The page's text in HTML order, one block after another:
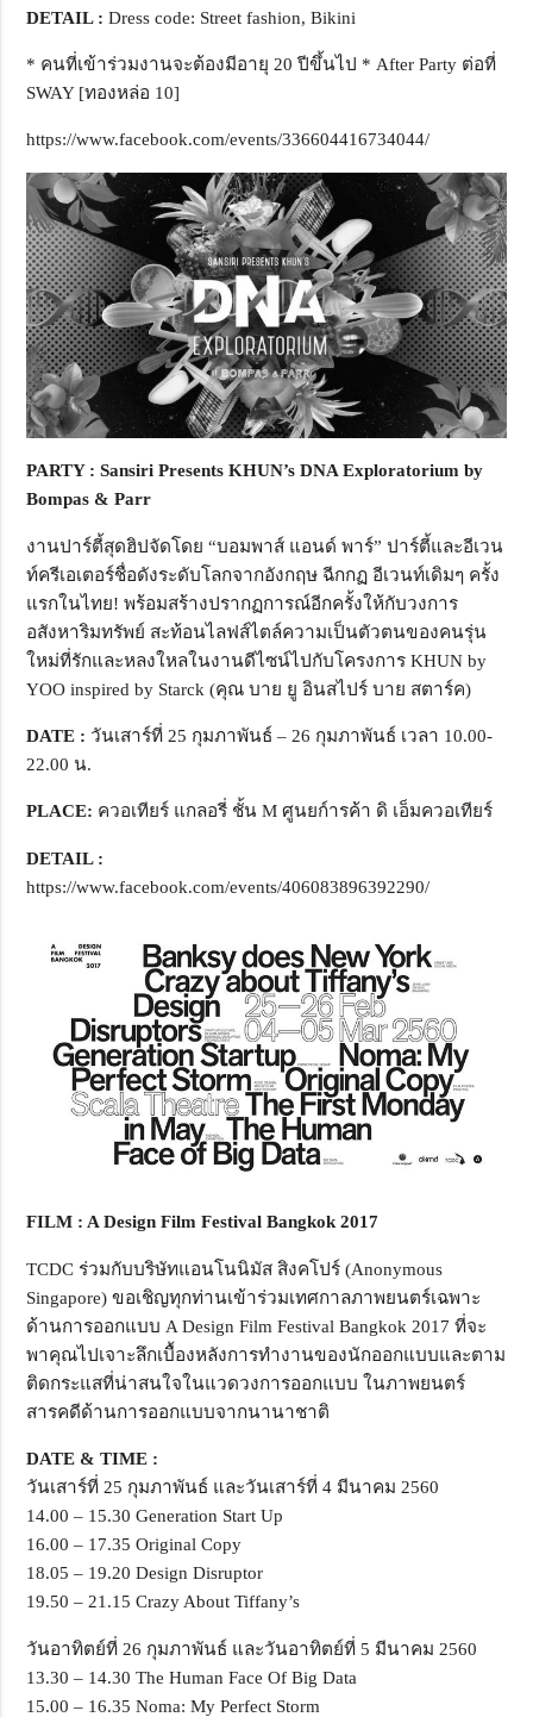
DETAIL: Dress code: Street fashion, Bikini
* คนที่เข้าร่วมงานจะต้องมีอายุ 20 ปีขึ้นไป * After Party ต่อที่
SWAY [ทองหล่อ 10]
https://www.facebook.com/events/336604416734044/
PARTY : Sansiri Presents KHUN’s DNA Exploratorium by
Bompas & Parr
งานปาร์ตี้สุดฮิปจัดโดย “บอมพาส์ แอนด์ พาร์” ปาร์ตี้และอีเวน
ท์ครีเอเตอร์ชื่อดังระดับโลกจากอังกฤษ ฉีกกฏ อีเวนท์เดิมๆ ครั้ง
แรกในไทย! พร้อมสร้างปรากฏการณ์อีกครั้งให้กับวงการ
อสังหาริมทรัพย์ สะท้อนไลฟส์ไตล์ความเป็นตัวตนของคนรุ่น
ใหม่ที่รักและหลงใหลในงานดีไซน์ไปกับโครงการ KHUN by
YOO inspired by Starck (คุณ บาย ยู อินสไปร์ บาย สตาร์ค)
DATE : วันเสาร์ที่ 25 กุมภาพันธ์ – 26 กุมภาพันธ์ เวลา 10.00-
22.00 น.
PLACE: ควอเทียร์ แกลอรี่ ชั้น M ศูนยก์ารค้า ดิ เอ็มควอเทียร์
DETAIL:
https://www.facebook.com/events/406083896392290/
FILM : A Design Film Festival Bangkok 2017
TCDC ร่วมกับบริษัทแอนโนนิมัส สิงคโปร์ (Anonymous
Singapore) ขอเชิญทุกท่านเข้าร่วมเทศกาลภาพยนตร์เฉพาะ
ด้านการออกแบบ A Design Film Festival Bangkok 2017 ที่จะ
พาคุณไปเจาะลึกเบื้องหลังการทำงานของนักออกแบบและตาม
ติดกระแสที่น่าสนใจในแวดวงการออกแบบ ในภาพยนตร์
สารคดีด้านการออกแบบจากนานาชาติ
DATE & TIME :
วันเสาร์ที่ 25 กุมภาพันธ์ และวันเสาร์ที่ 4 มีนาคม 2560
14.00 – 15.30 Generation Start Up
16.00 – 17.35 Original Copy
18.05 – 19.20 Design Disruptor
19.50 – 21.15 Crazy About Tiffany’s
วันอาทิตย์ที่ 26 กุมภาพันธ์ และวันอาทิตย์ที่ 5 มีนาคม 2560
13.30 – 14.30 The Human Face Of Big Data
15.00 – 16.35 Noma: My Perfect Storm